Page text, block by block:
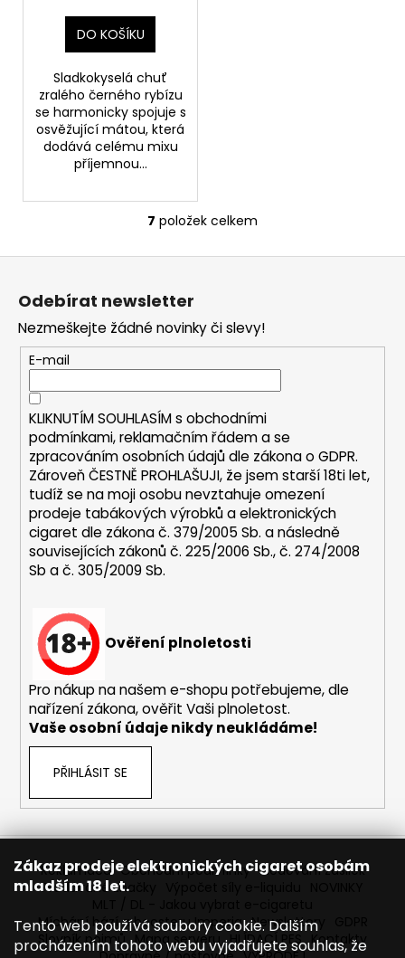
Zákaz prodeje elektronických cigaret osobám
mladším 18 let.
Tento web používá soubory cookie. Dalším
procházením tohoto webu vyjadřujete souhlas, že
DO KOŠÍKU
Sladkokyselá chuť
zralého černého rybízu
se harmonicky spojuje s
osvěžující mátou, která
dodává celému mixu
příjemnou...
O
v
a
c
í
p
r
v
k
y
v
ý
p
i
7 položek celkem
Z
Odebírat newsletter
Nezmeškejte žádné novinky či slevy!
E-mail
KLIKNUTÍM SOUHLASÍM s obchodními
podmínkami,reklamačním řádem a se
zpracováním osobních údajů dle zákona oGDPR.
Zároveň ČESTNĚ PROHLAŠUJI, že jsem starší 18ti let,
tudíž se na moji osobu nevztahuje omezení
prodeje tabákových výrobků a elektronických
cigaret dle zákona č. 379/2005 Sb. a následně
souvisejících zákonů č. 225/2006 Sb., č. 274/2008
Sb a č. 305/2009 Sb.
Ověření plnoletosti
Pro nákup na našem e-shopu potřebujeme, dle
nařízení zákona, ověřit Vaši plnoletost.
Vaše osobní údaje nikdy neukládáme!
PŘIHLÁSIT SE
Reklamace Obchodní podmínky Sledování zásilek
Prodávané značky
Míchání bází a boosteru Imperia Newslettery
Slovník pojmů Mapa serveru HLÍDACÍ PES Kontakty